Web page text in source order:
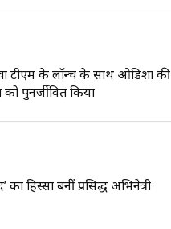
टीएम के लॉन्च के साथ ओडिशा की
पुनर्जीवित किया
का हिस्सा बनीं प्रसिद्ध अभिनेत्री